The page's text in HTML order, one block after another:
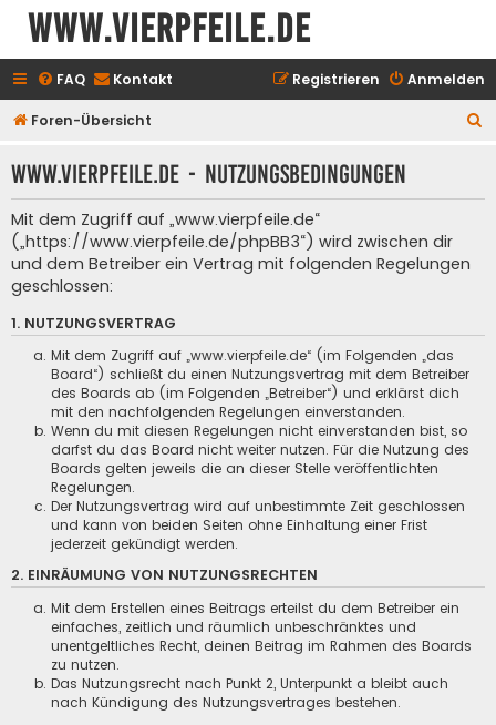
www.vierpfeile.de
FAQ Kontakt Anmelden
Registrieren
Foren-Übersicht
h
www.vierpfeile.de - Nutzungsbedingungen
Mit dem Zugriff auf „www.vierpfeile.de“
(„https://www.vierpfeile.de/phpBB3“) wird zwischen dir
und dem Betreiber ein Vertrag mit folgenden Regelungen
geschlossen:
1. NUTZUNGSVERTRAG
Mit dem Zugriff auf „www.vierpfeile.de“ (im Folgenden „das
Board“) schließt du einen Nutzungsvertrag mit dem Betreiber
des Boards ab (im Folgenden „Betreiber“) und erklärst dich
mit den nachfolgenden Regelungen einverstanden.
Wenn du mit diesen Regelungen nicht einverstanden bist, so
darfst du das Board nicht weiter nutzen. Für die Nutzung des
Boards gelten jeweils die an dieser Stelle veröffentlichten
Regelungen.
Der Nutzungsvertrag wird auf unbestimmte Zeit geschlossen
und kann von beiden Seiten ohne Einhaltung einer Frist
jederzeit gekündigt werden.
2. EINRÄUMUNG VON NUTZUNGSRECHTEN
Mit dem Erstellen eines Beitrags erteilst du dem Betreiber ein
einfaches, zeitlich und räumlich unbeschränktes und
unentgeltliches Recht, deinen Beitrag im Rahmen des Boards
zu nutzen.
Das Nutzungsrecht nach Punkt 2, Unterpunkt a bleibt auch
nach Kündigung des Nutzungsvertrages bestehen.